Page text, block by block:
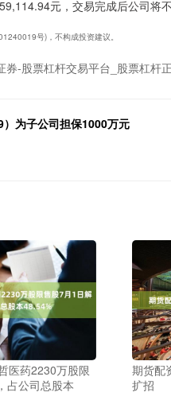
元，交易完成后公司将
号)，不构成投资建议。
-股票杠杆交易平台_股票杠杆
为子公司担保1000万元
医药2230万股限
占公司总股本
期货配
扩招